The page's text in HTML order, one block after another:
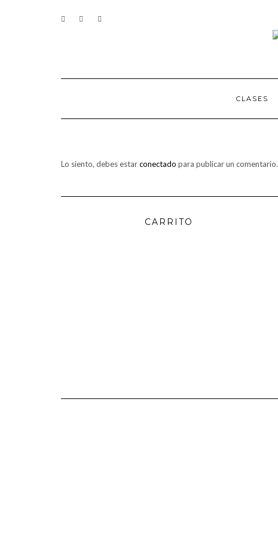
CONTACTO
CLASES
Lo siento, debes estarconectado para publicar un comentario.
CARRITO